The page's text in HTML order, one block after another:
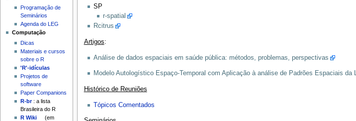
SP
r-spatial
Rcitrus
Artigos:
Análise de dados espaciais em saúde pública: métodos, problemas, perspectivas
Modelo Autologístico Espaço-Temporal com Aplicação à análise de Padrões Espaciais da
Histórico de Reuniões
Tópicos Comentados
Programação de
Seminários
Agenda do LEG
Computação
Dicas
Materiais e cursos
sobre o R
'R'-idículas
Projetos de
software
Paper Companions
R-br: a lista
Brasileira do R
R Wiki
(em